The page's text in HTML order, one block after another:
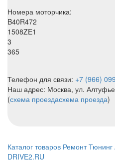
Номера моторчика:
B40R472
1508ZE1
3
365
Телефон для связи: +7 (966)
Наш адрес: Москва, ул.
(схема проездасхема проезда)
Каталог товаров Ремонт Тюнинг
DRIVE2.RU